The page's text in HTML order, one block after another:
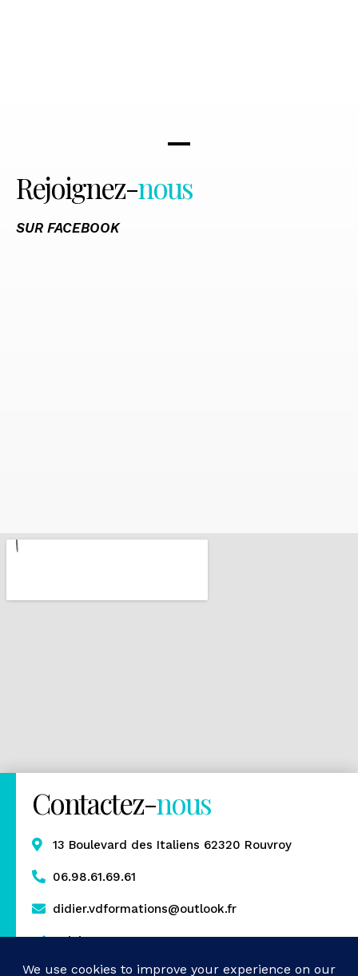
Rejoignez-nous
SUR FACEBOOK
Contactez-nous
13 Boulevard des Italiens 62320 Rouvroy
06.98.61.69.61
didier.vdformations@outlook.fr
Rejoignez-nous